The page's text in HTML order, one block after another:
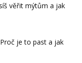
věřit mýtům a jak
je to past a jak